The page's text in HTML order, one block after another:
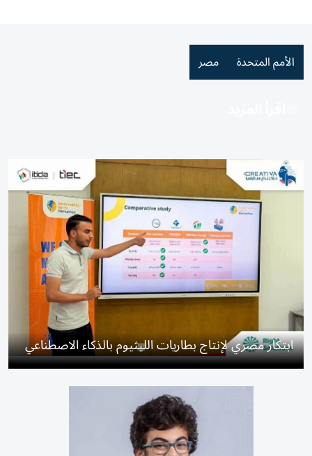
الأمم المتحدة مصر
ابتكار مصري لإنتاج بطاريات الليثيوم بالذكاء الاصطناعي